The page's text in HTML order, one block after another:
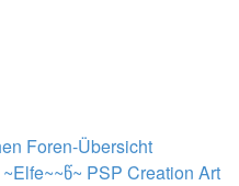
Foren-Übersicht
PSP Creation Art